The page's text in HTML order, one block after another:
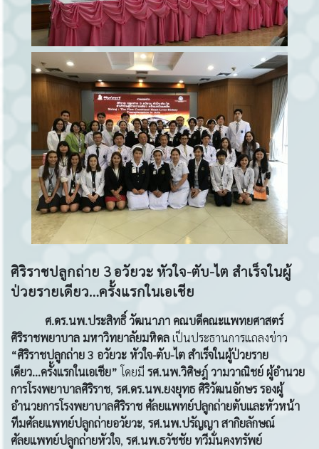
ศิริราชปลูกถ่าย 3 อวัยวะ หัวใจ-ตับ-ไต สำเร็จในผู้
ป่วยรายเดียว…ครั้งแรกในเอเชีย
ศ.ดร.นพ.ประสิทธิ์ วัฒนาภา คณบดีคณะแพทยศาสตร์
ศิริราชพยาบาล มหาวิทยาลัยมหิดลเป็นประธานการแถลงข่าว
“ศิริราชปลูกถ่าย3 อวัยวะ หัวใจ-ตับ-ไต สำเร็จในผู้ป่วยราย
เดียว...ครั้งแรกในเอเชีย” โดยมี รศ.นพ.วิศิษฎ์ วามวาณิชย์ผู้อำนวย
การโรงพยาบาลศิริราช, รศ.ดร.นพ.ยงยุทธ ศิริวัฒนอักษรรองผู้
อำนวยการโรงพยาบาลศิริราช ศัลยแพทย์ปลูกถ่ายตับและหัวหน้า
ทีมศัลยแพทย์ปลูกถ่ายอวัยวะ, รศ.นพ.ปรัญญา สากิยลักษณ์
ศัลยแพทย์ปลูกถ่ายหัวใจ, รศ.นพ.ธวัชชัย ทวีมั่นคงทรัพย์